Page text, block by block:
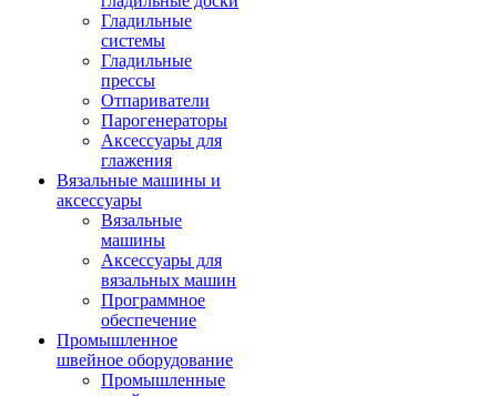
Гладильные
системы
Гладильные
прессы
Отпариватели
Парогенераторы
Аксессуары для
глажения
Вязальные машины и
аксессуары
Вязальные
машины
Аксессуары для
вязальных машин
Программное
обеспечение
Промышленное
швейное оборудование
Промышленные